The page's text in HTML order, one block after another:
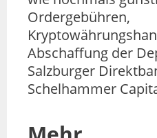
Ordergebühren,
Abschaffung der
Salzburger
Schelhammer